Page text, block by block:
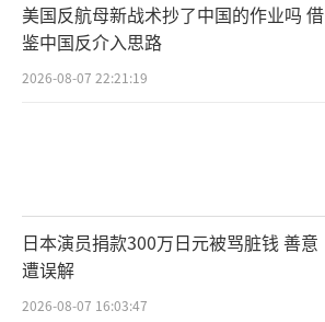
美国反航母新战术抄了中国的作业吗 借
鉴中国反介入思路
2026-08-07 22:21:19
日本演员捐款300万日元被骂脏钱 善意
遭误解
2026-08-07 16:03:47